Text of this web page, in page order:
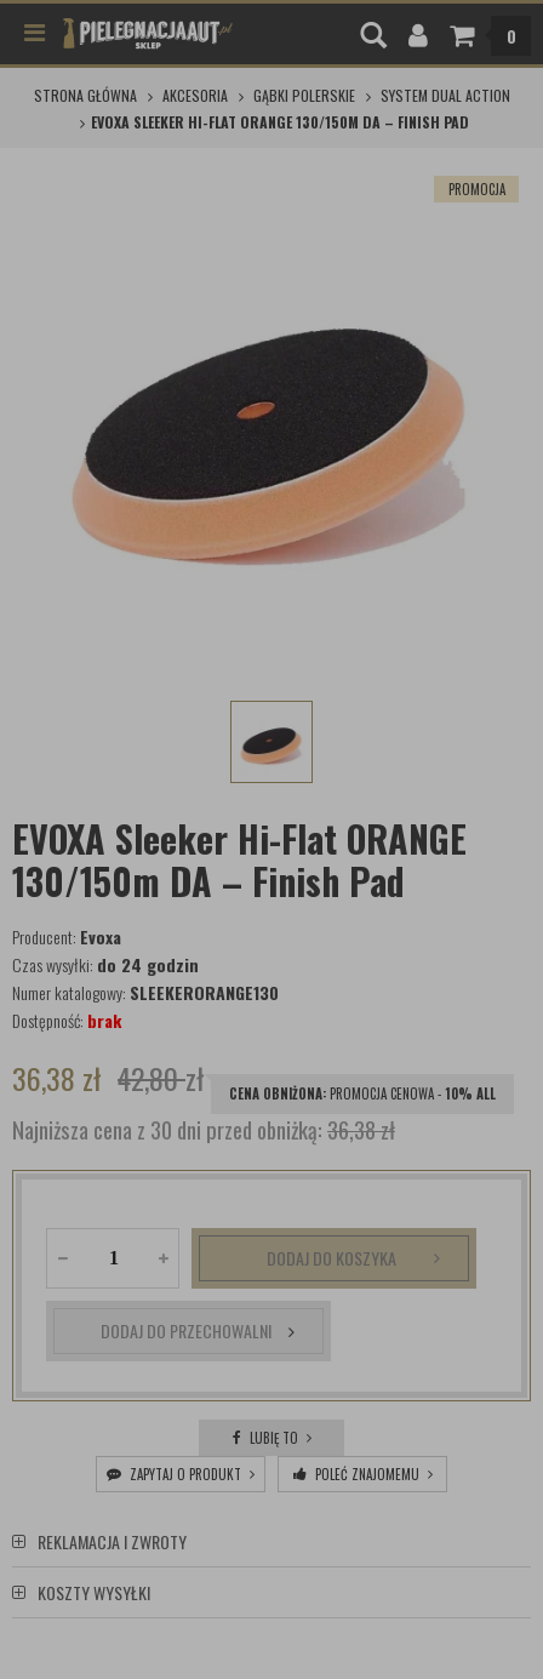
0
STRONA GŁÓWNA AKCESORIA GĄBKI POLERSKIE
SYSTEM DUAL ACTION
EVOXA SLEEKER HI-FLAT ORANGE 130/150M DA – FINISH PAD
PROMOCJA
EVOXA Sleeker Hi-Flat ORANGE
130/150m DA – Finish Pad
Producent: Evoxa
Czas wysyłki: do 24 godzin
Numer katalogowy: SLEEKERORANGE130
Dostępność: brak
36,38 zł 42,80zł CENA OBNIŻONA: PROMOCJA CENOWA -10% ALL
Najniższa cena z 30 dni przed obniżką:36,38 zł
DODAJ DO KOSZYKA
DODAJ DO PRZECHOWALNI
LUBIĘ TO
ZAPYTAJ O PRODUKT
POLEĆ ZNAJOMEMU
REKLAMACJA I ZWROTY
KOSZTY WYSYŁKI